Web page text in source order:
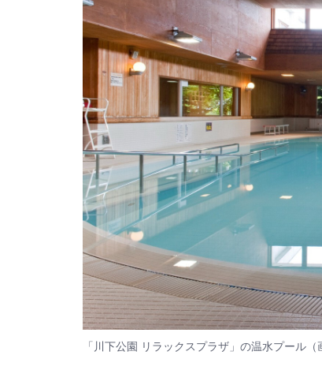
「川下公園 リラックスプラザ」の温水プール